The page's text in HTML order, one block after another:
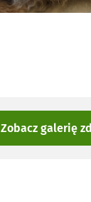
Zobacz galerię